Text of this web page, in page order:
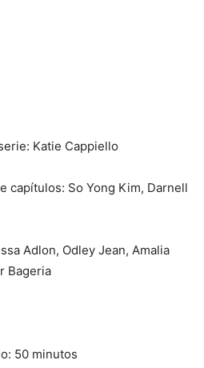
Katie Cappiello
capítulos: So Yong Kim, Darnell
Adlon, Odley Jean, Amalia
Bageria
50 minutos